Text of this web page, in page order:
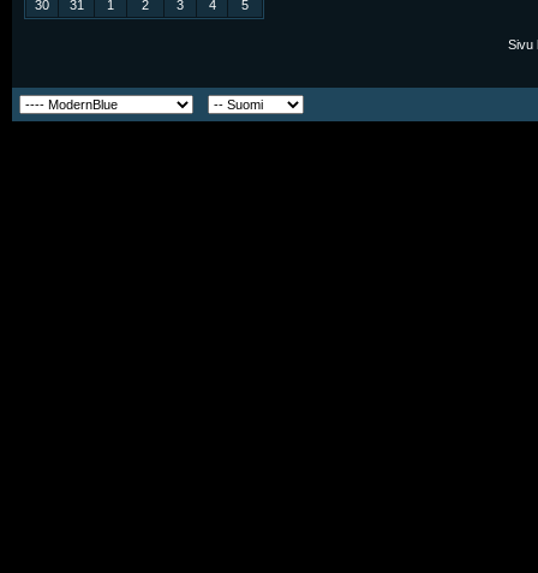
30
31 1 2 3 4 5
Sivu